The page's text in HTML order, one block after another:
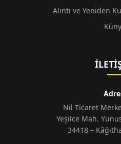
Alıntı ve Yeniden
Nil Ticaret
Yeşilce Mah.
34418 –